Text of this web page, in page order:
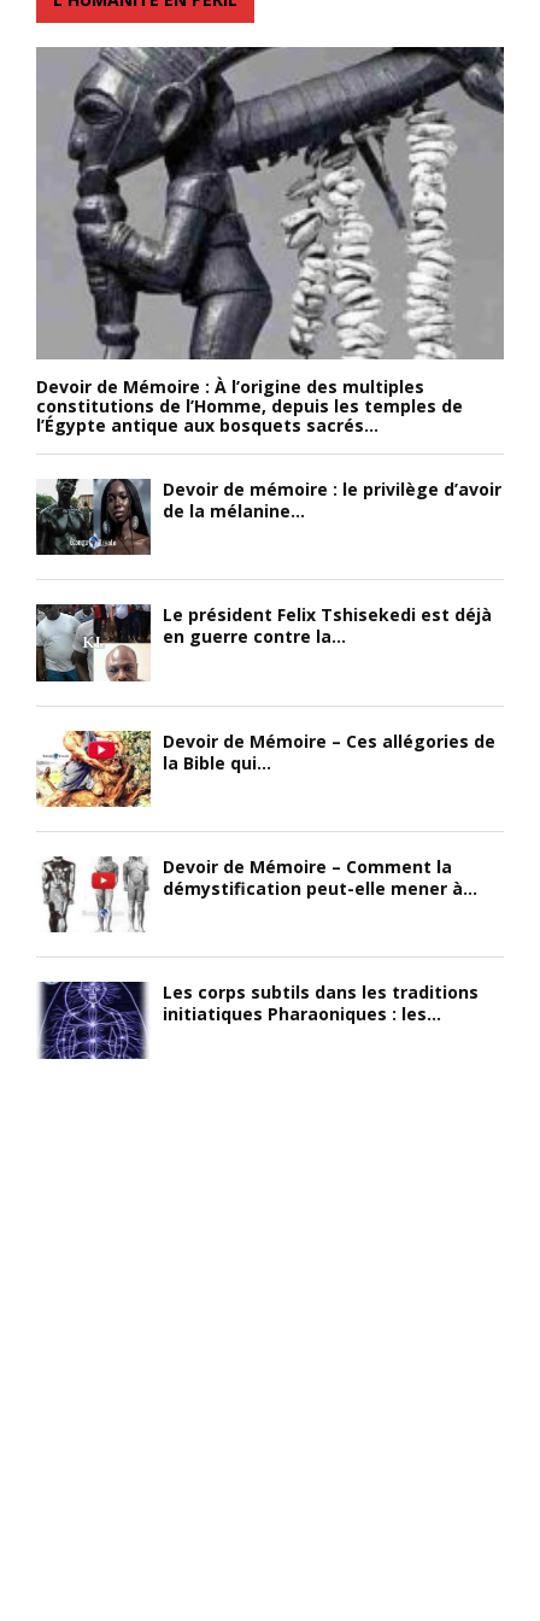
Devoir de Mémoire : À l’origine des multiples
constitutions de l’Homme, depuis les temples de
l’Égypte antique aux bosquets sacrés...
Devoir de mémoire : le privilège d’avoir
de la mélanine...
Le président Felix Tshisekedi est déjà
en guerre contre la...
Devoir de Mémoire – Ces allégories de
la Bible qui...
Devoir de Mémoire – Comment la
démystification peut-elle mener à...
Les corps subtils dans les traditions
initiatiques Pharaoniques : les...